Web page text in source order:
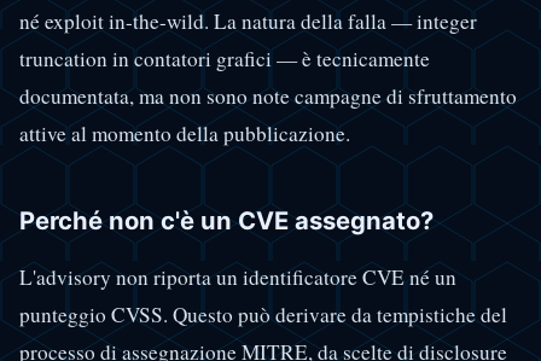
né exploit in-the-wild. La natura della falla — integer
truncation in contatori grafici — è tecnicamente
documentata, ma non sono note campagne di sfruttamento
attive al momento della pubblicazione.
Perché non c'è un CVE assegnato?
L'advisory non riporta un identificatore CVE né un
punteggio CVSS. Questo può derivare da tempistiche del
processo di assegnazione MITRE, da scelte di disclosure